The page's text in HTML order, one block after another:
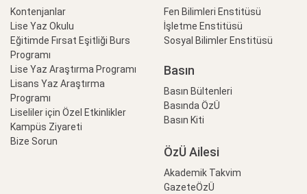
Kontenjanlar
Lise Yaz Okulu
Eğitimde Fırsat Eşitliği Burs
Programı
Lise Yaz Araştırma Programı
Lisans Yaz Araştırma
Programı
Liseliler için Özel Etkinlikler
Kampüs Ziyareti
Bize Sorun
Fen Bilimleri Enstitüsü
İşletme Enstitüsü
Sosyal Bilimler Enstitüsü
Basın
Basın Bültenleri
Basında ÖzÜ
Basın Kiti
ÖzÜ Ailesi
Akademik Takvim
GazeteÖzÜ